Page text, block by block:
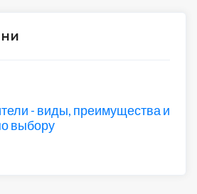
- виды, преимущества и
выбору